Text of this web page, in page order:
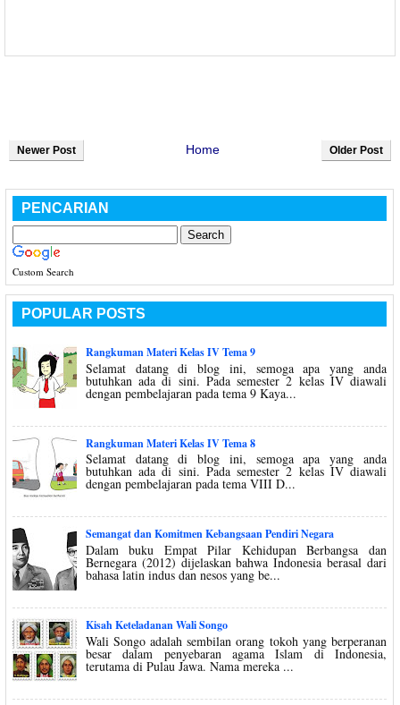
Newer Post Older Post
Home
PENCARIAN
Custom Search
POPULAR POSTS
Rangkuman Materi Kelas IV Tema 9
Selamat datang di blog ini, semoga apa yang anda
butuhkan ada di sini. Pada semester 2 kelas IV diawali
dengan pembelajaran pada tema 9 Kaya...
Rangkuman Materi Kelas IV Tema 8
Selamat datang di blog ini, semoga apa yang anda
butuhkan ada di sini. Pada semester 2 kelas IV diawali
dengan pembelajaran pada tema VIII D...
Semangat dan Komitmen Kebangsaan Pendiri Negara
Dalam buku Empat Pilar Kehidupan Berbangsa dan
Bernegara (2012) dijelaskan bahwa Indonesia berasal dari
bahasa latin indus dan nesos yang be...
Kisah Keteladanan Wali Songo
Wali Songo adalah sembilan orang tokoh yang berperanan
besar dalam penyebaran agama Islam di Indonesia,
terutama di Pulau Jawa. Nama mereka ...